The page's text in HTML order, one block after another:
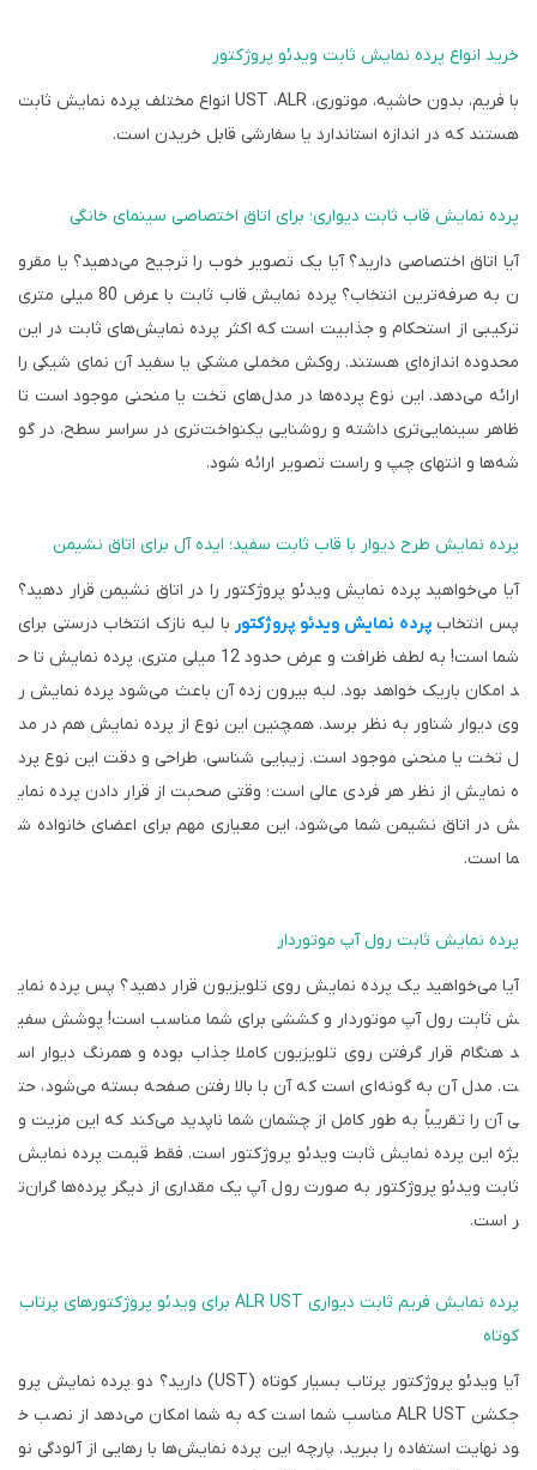
خرید انواع پرده نمایش ثابت ویدئو پروژکتور
با فریم، بدون حاشیه، موتوری، ALR، UST انواع مختلف پرده نمایش ثابت
هستند که در اندازه استاندارد یا سفارشی قابل خریدن است.
پرده نمایش قاب ثابت دیواری؛ برای اتاق اختصاصی سینمای خانگی
آیا اتاق اختصاصی دارید؟ آیا یک تصویر خوب را ترجیح می‌دهید؟ یا مقرو
ن به صرفه‌ترین انتخاب؟ پرده نمایش قاب ثابت با عرض 80 میلی متری
ترکیبی از استحکام و جذابیت است که اکثر پرده نمایش‌های ثابت در این
محدوده اندازه‌ای هستند. روکش مخملی مشکی یا سفید آن نمای شیکی را
ارائه می‌دهد. این نوع پرده‌ها در مدل‌های تخت یا منحنی موجود است تا
ظاهر سینمایی‌تری داشته و روشنایی یکنواخت‌تری در سراسر سطح، در گو
شه‌ها و انتهای چپ و راست تصویر ارائه شود.
پرده نمایش طرح دیوار با قاب ثابت سفید؛ ایده آل برای اتاق نشیمن
آیا می‌خواهید پرده نمایش ویدئو پروژکتور را در اتاق نشیمن قرار دهید؟
پس انتخابپرده نمایش ویدئو پروژکتور با لبه نازک انتخاب درستی برای
شما است! به لطف ظرافت و عرض حدود 12 میلی متری، پرده نمایش تا ح
د امکان باریک خواهد بود. لبه بیرون زده آن باعث می‌شود پرده نمایش ر
وی دیوار شناور به نظر برسد. همچنین این نوع از پرده نمایش هم در مد
ل تخت یا منحنی موجود است. زیبایی شناسی، طراحی و دقت این نوع پرد
ه نمایش از نظر هر فردی عالی است؛ وقتی صحبت از قرار دادن پرده نمای
ش در اتاق نشیمن شما می‌شود، این معیاری مهم برای اعضای خانواده ش
ما است.
پرده نمایش ثابت رول آپ موتوردار
آیا می‌خواهید یک پرده نمایش روی تلویزیون قرار دهید؟ پس پرده نمای
ش ثابت رول آپ موتوردار و کششی برای شما مناسب است! پوشش سفی
د هنگام قرار گرفتن روی تلویزیون کاملا جذاب بوده و همرنگ دیوار اس
ت. مدل آن به گونه‌ای است که آن با بالا رفتن صفحه بسته می‌شود، حت
ی آن را تقریباً به طور کامل از چشمان شما ناپدید می‌کند که این مزیت و
یژه این پرده نمایش ثابت ویدئو پروژکتور است. فقط قیمت پرده نمایش
ثابت ویدئو پروژکتور به صورت رول آپ یک مقداری از دیگر پرده‌ها گران‌ت
ر است.
پرده نمایش فریم ثابت دیواری ALR UST برای ویدئو پروژکتورهای پرتاب
کوتاه
آیا ویدئو پروژکتور پرتاب بسیار کوتاه (UST) دارید؟ دو پرده نمایش پرو
جکشن ALR USTمناسب شما است که به شما امکان می‌دهد از نصب خ
ود نهایت استفاده را ببرید. پارچه این پرده نمایش‌ها با رهایی از آلودگی نو